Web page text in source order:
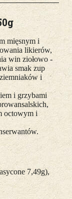
mięsnym i
likierów,
win ziołowo -
smak zup
i
i grzybami
octowym i
7,49g),